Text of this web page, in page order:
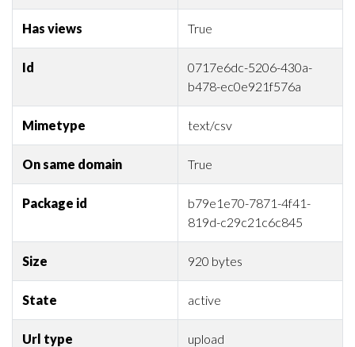
Has views True
Id
0717e6dc-5206-430a-
b478-ec0e921f576a
Mimetype text/csv
On same domain True
Package id
b79e1e70-7871-4f41-
819d-c29c21c6c845
Size 920 bytes
State active
Url type upload